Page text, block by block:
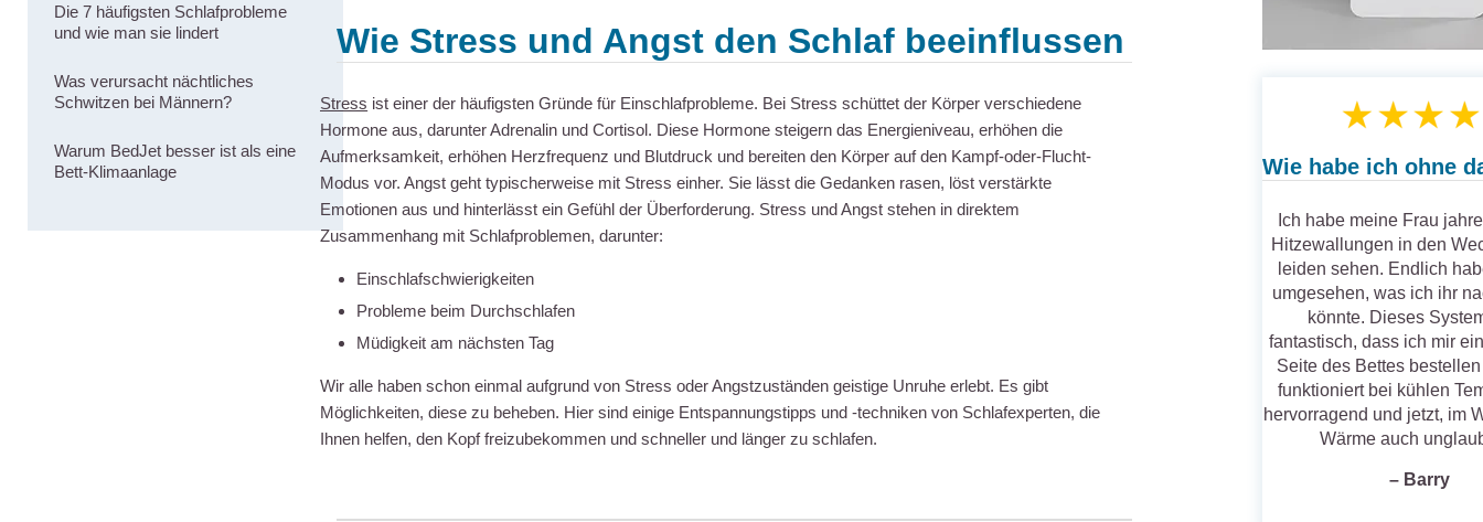
Die 7 häufigsten Schlafprobleme
und wie man sie lindert
Was verursacht nächtliches
Schwitzen bei Männern?
Warum BedJet besser ist als eine
Bett-Klimaanlage
Wie Stress und Angst den Schlaf beeinflussen
Stress ist einer der häufigsten Gründe für Einschlafprobleme. Bei Stress schüttet der Körper verschiedene
Hormone aus, darunter Adrenalin und Cortisol. Diese Hormone steigern das Energieniveau, erhöhen die
Aufmerksamkeit, erhöhen Herzfrequenz und Blutdruck und bereiten den Körper auf den Kampf-oder-Flucht-
Modus vor. Angst geht typischerweise mit Stress einher. Sie lässt die Gedanken rasen, löst verstärkte
Emotionen aus und hinterlässt ein Gefühl der Überforderung. Stress und Angst stehen in direktem
Zusammenhang mit Schlafproblemen, darunter:
Einschlafschwierigkeiten
Probleme beim Durchschlafen
Müdigkeit am nächsten Tag
Wir alle haben schon einmal aufgrund von Stress oder Angstzuständen geistige Unruhe erlebt. Es gibt
Möglichkeiten, diese zu beheben. Hier sind einige Entspannungstipps und -techniken von Schlafexperten, die
Ihnen helfen, den Kopf freizubekommen und schneller und länger zu schlafen.
Wie habe ich ohne
Ich habe meine Frau
Hitzewallungen in den
leiden sehen. Endlich
umgesehen, was ich ihr
könnte. Dieses
fantastisch, dass ich mir
Seite des Bettes
funktioniert bei kühlen
hervorragend und jetzt, im
Wärme auch
– Barry